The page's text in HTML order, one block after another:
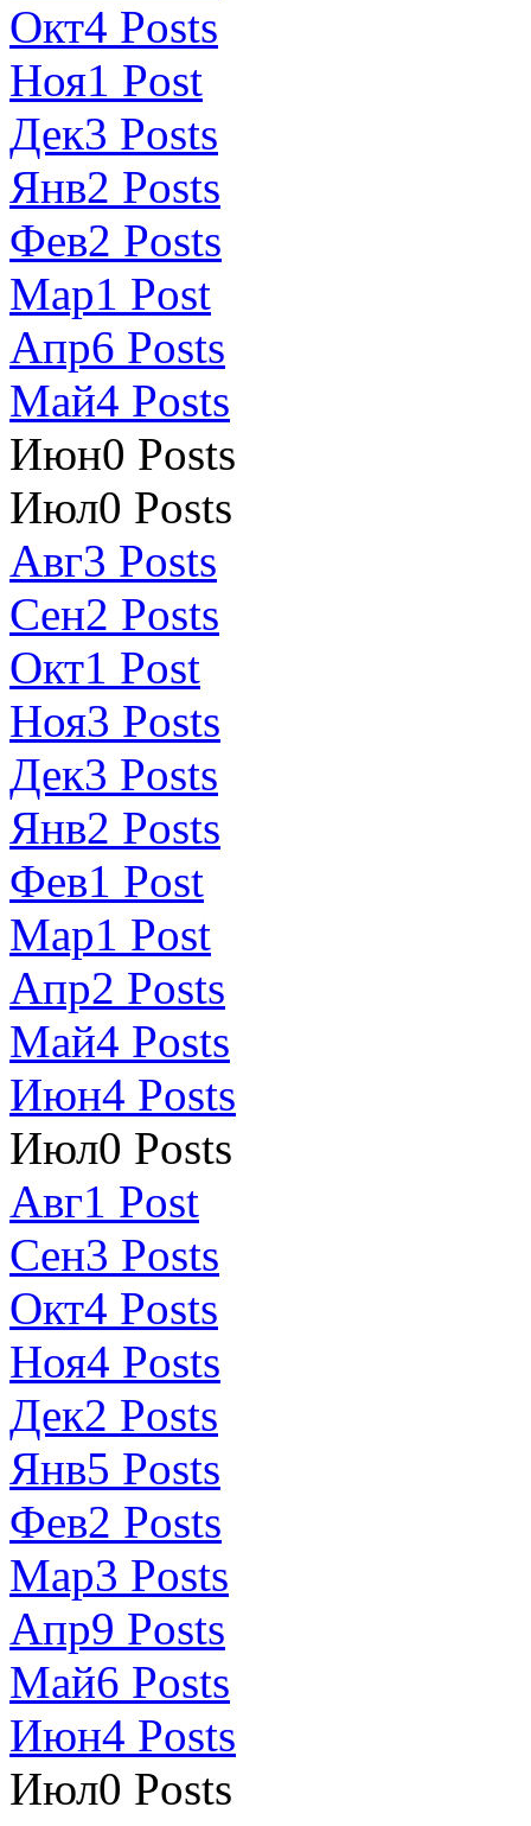
Окт4 Posts
Ноя1 Post
Дек3 Posts
Янв2 Posts
Фев2 Posts
Мар1 Post
Апр6 Posts
Май4 Posts
Июн0 Posts
Июл0 Posts
Авг3 Posts
Сен2 Posts
Окт1 Post
Ноя3 Posts
Дек3 Posts
Янв2 Posts
Фев1 Post
Мар1 Post
Апр2 Posts
Май4 Posts
Июн4 Posts
Июл0 Posts
Авг1 Post
Сен3 Posts
Окт4 Posts
Ноя4 Posts
Дек2 Posts
Янв5 Posts
Фев2 Posts
Мар3 Posts
Апр9 Posts
Май6 Posts
Июн4 Posts
Июл0 Posts